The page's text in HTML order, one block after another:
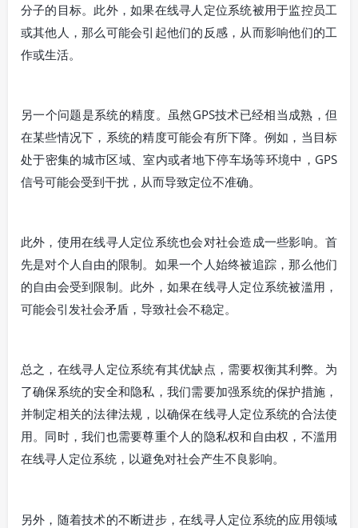
分子的目标。此外，如果在线寻人定位系统被用于监控员工
或其他人，那么可能会引起他们的反感，从而影响他们的工
作或生活。
另一个问题是系统的精度。虽然GPS技术已经相当成熟，但
在某些情况下，系统的精度可能会有所下降。例如，当目标
处于密集的城市区域、室内或者地下停车场等环境中，GPS
信号可能会受到干扰，从而导致定位不准确。
此外，使用在线寻人定位系统也会对社会造成一些影响。首
先是对个人自由的限制。如果一个人始终被追踪，那么他们
的自由会受到限制。此外，如果在线寻人定位系统被滥用，
可能会引发社会矛盾，导致社会不稳定。
总之，在线寻人定位系统有其优缺点，需要权衡其利弊。为
了确保系统的安全和隐私，我们需要加强系统的保护措施，
并制定相关的法律法规，以确保在线寻人定位系统的合法使
用。同时，我们也需要尊重个人的隐私权和自由权，不滥用
在线寻人定位系统，以避免对社会产生不良影响。
另外，随着技术的不断进步，在线寻人定位系统的应用领域